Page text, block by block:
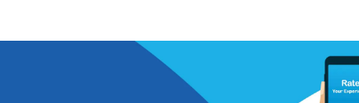
NEWS UND INSIGHTS